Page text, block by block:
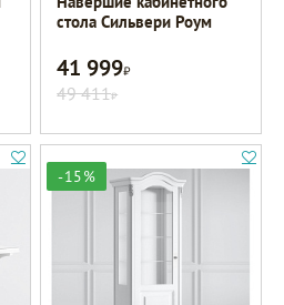
стола Сильвери Роум
41 999Р
49 411Р
-15%